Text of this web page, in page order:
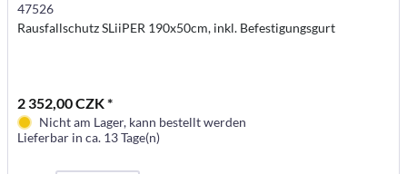
47526
Rausfallschutz SLiiPER 190x50cm, inkl. Befestigungsgurt
2 352,00 CZK *
Nicht am Lager, kann bestellt werden
Lieferbar in ca. 13 Tage(n)